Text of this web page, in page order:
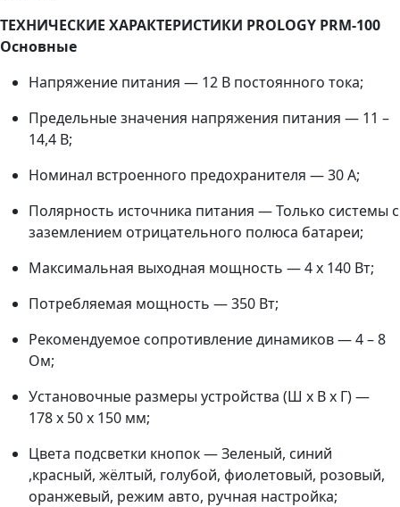
ТЕХНИЧЕСКИЕ ХАРАКТЕРИСТИКИ PROLOGY PRM-100
Основные
Напряжение питания — 12 В постоянного тока;
Предельные значения напряжения питания — 11 –
14,4 В;
Номинал встроенного предохранителя — 30 А;
Полярность источника питания — Только системы с
заземлением отрицательного полюса батареи;
Максимальная выходная мощность — 4 x 140 Вт;
Потребляемая мощность — 350 Вт;
Рекомендуемое сопротивление динамиков — 4 – 8
Ом;
Установочные размеры устройства (Ш x В x Г) —
178 x 50 x 150 мм;
Цвета подсветки кнопок — Зеленый, синий
,красный, жёлтый, голубой, фиолетовый, розовый,
оранжевый, режим авто, ручная настройка;